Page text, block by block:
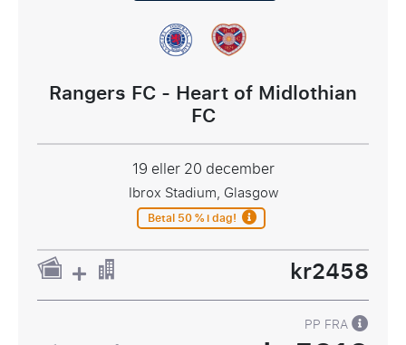
Rangers FC - Heart of Midlothian
FC
19 eller 20 december
Ibrox Stadium, Glasgow
Betal 50 % i dag!
kr2458
PP FRA